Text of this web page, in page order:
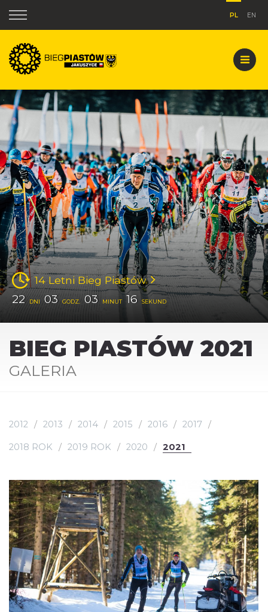
PL EN
14 Letni Bieg Piastów
22 DNI 03 GODZ. 03 MINUT 15 SEKUND
BIEG PIASTÓW 2021
GALERIA
2012 2013 2014 2015 2016 2017
2018 ROK 2019 ROK 2020 2021